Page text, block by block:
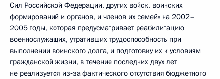
Сил Российской Федерации, других войск, воинских
формирований и органов, и членов их семей» на 2002–
2005 годы, которая предусматривает реабилитацию
военнослужащих, утративших трудоспособность при
выполнении воинского долга, и подготовку их к условиям
гражданской жизни, в течение последних двух лет
не реализуется из‑за фактического отсутствия бюджетного